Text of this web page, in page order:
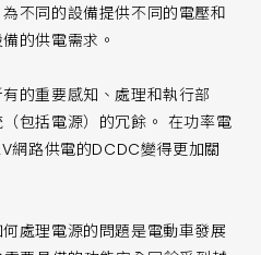
不同的設備提供不同的電壓和
的供電需求。
的重要感知、處理和執行部
包括電源）的冗餘。 在功率電
網路供電的DCDC變得更加關
處理電源的問題是電動車發展